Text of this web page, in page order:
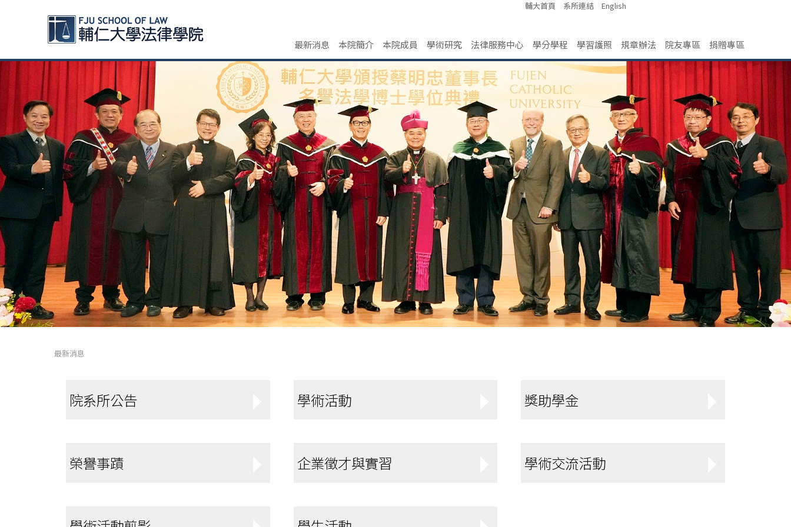
最新消息 本院簡介 本院成員 學術研究 法律服務中心 學分學程 學習護照 規章辦法 院友專區 捐贈專區
輔大首頁 系所連結 English
最新消息
院系所公告 學術活動 獎助學金
榮譽事蹟 企業徵才與實習 學術交流活動